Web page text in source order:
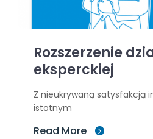
Rozszerzenie
eksperckiej
Z nieukrywaną satysfakcją
istotnym
Read More